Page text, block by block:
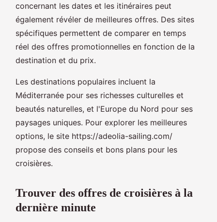
concernant les dates et les itinéraires peut
également révéler de meilleures offres. Des sites
spécifiques permettent de comparer en temps
réel des offres promotionnelles en fonction de la
destination et du prix.
Les destinations populaires incluent la
Méditerranée pour ses richesses culturelles et
beautés naturelles, et l'Europe du Nord pour ses
paysages uniques. Pour explorer les meilleures
options, le site https://adeolia-sailing.com/
propose des conseils et bons plans pour les
croisières.
Trouver des offres de croisières à la
dernière minute